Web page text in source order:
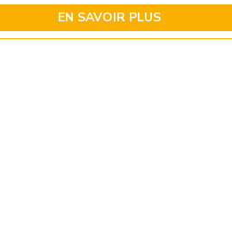
EN SAVOIR PLUS